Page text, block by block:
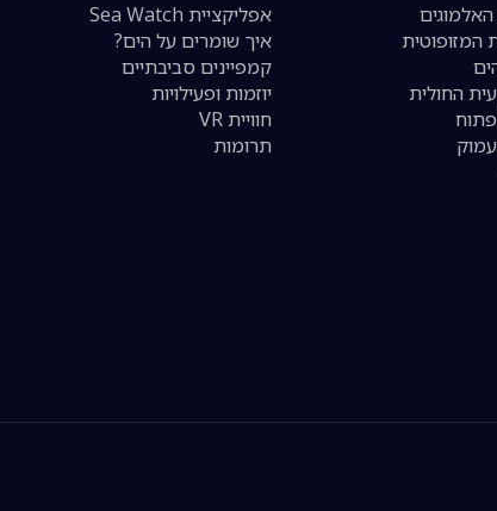
האלמוגים
המזופוטית
החולית
אפליקציית Sea Watch
איך שומרים על הים?
קמפיינים סביבתיים
יוזמות ופעילויות
חוויית VR
תרומות